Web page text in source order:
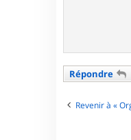
Répondre
Revenir à «